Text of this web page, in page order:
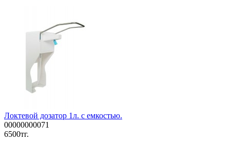
Локтевой дозатор 1л. с емкостью.
00000000071
6500тг.